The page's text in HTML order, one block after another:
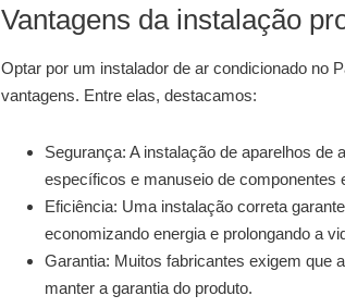
Vantagens da instalação
Optar por um instalador de ar condicionado no
vantagens. Entre elas, destacamos:
Segurança: A instalação de aparelhos de
específicos e manuseio de componentes
Eficiência: Uma instalação correta
economizando energia e prolongando a
Garantia: Muitos fabricantes exigem que
manter a garantia do produto.